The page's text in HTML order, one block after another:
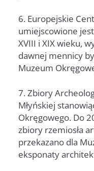
6. Europejskie
umiejscowione
XVIII i XIX wieku,
dawnej mennicy
Muzeum
7. Zbiory
Młyńskiej
Okręgowego. Do
zbiory rzemiosła
przekazano dla
eksponaty